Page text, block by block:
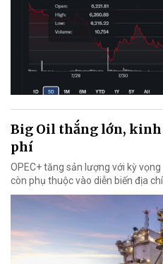
Big Oil thắng lớn, kinh
phí
OPEC+ tăng sản lượng với kỳ
còn phụ thuộc vào diễn biến địa